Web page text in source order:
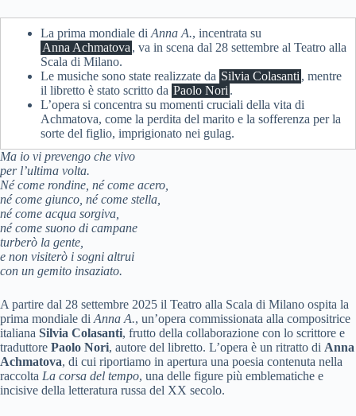
La prima mondiale di Anna A., incentrata su
Anna Achmatova , va in scena dal 28 settembre al Teatro alla
Scala di Milano.
Le musiche sono state realizzate da Silvia Colasanti , mentre
il libretto è stato scritto da Paolo Nori .
L’opera si concentra su momenti cruciali della vita di
Achmatova, come la perdita del marito e la sofferenza per la
sorte del figlio, imprigionato nei gulag.
Ma io vi prevengo che vivo
per l’ultima volta.
Né come rondine, né come acero,
né come giunco, né come stella,
né come acqua sorgiva,
né come suono di campane
turberò la gente,
e non visiterò i sogni altrui
con un gemito insaziato.
A partire dal 28 settembre 2025 il Teatro alla Scala di Milano ospita la
prima mondiale di Anna A., un’opera commissionata alla compositrice
italiana Silvia Colasanti, frutto della collaborazione con lo scrittore e
traduttore Paolo Nori, autore del libretto. L’opera è un ritratto di Anna
Achmatova, di cui riportiamo in apertura una poesia contenuta nella
raccolta La corsa del tempo, una delle figure più emblematiche e
incisive della letteratura russa del XX secolo.